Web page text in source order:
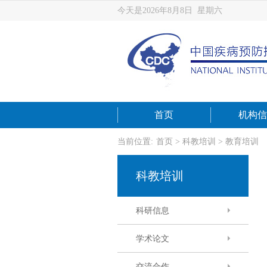
今天是2026年8月8日 星期六
首页 机构
当前位置: 首页 > 科教培训 > 教育培训
科教培训
科研信息
学术论文